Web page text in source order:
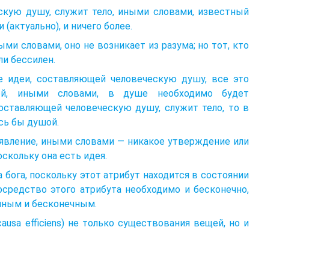
душу, служит тело, иными словами, известный
и ничего более.
словами, оно не возникает из разума; но тот, кто
бессилен.
составляющей человеческую душу, все это
иными словами, в душе необходимо будет
человеческую душу, служит тело, то в
бы душой.
иными словами — никакое утверждение или
она есть идея.
поскольку этот атрибут находится в состоянии
этого атрибута необходимо и бесконечно,
и бесконечным.
efficiens) не только существования вещей, но и